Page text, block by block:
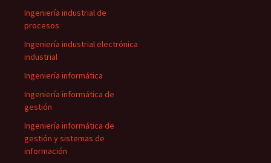
Ingeniería industrial de
procesos
Ingeniería industrial electrónica
industrial
Ingeniería informática
Ingeniería informática de
gestión
Ingeniería informática de
gestión y sistemas de
información